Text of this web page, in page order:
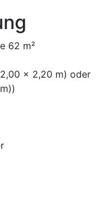
62 m²
x 2,20 m) oder